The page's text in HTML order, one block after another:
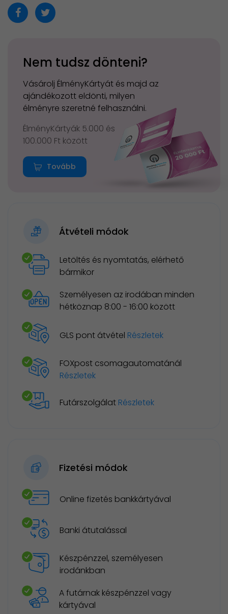
Nem tudsz dönteni?
Vásárolj ÉlményKártyát és majd az
ajándékozott eldönti, milyen
élményre szeretné felhasználni.
ÉlményKártyák 5.000 és
100.000 Ft között
Tovább
Átvételi módok
Letöltés és nyomtatás, elérhető
bármikor
Személyesen az irodában minden
hétköznap 8:00 - 16:00 között
GLS pont átvétel Részletek
FOXpost csomagautomatánál
Részletek
Futárszolgálat Részletek
Fizetési módok
Online fizetés bankkártyával
Banki átutalással
Készpénzzel, személyesen
irodánkban
A futárnak készpénzzel vagy
kártyával